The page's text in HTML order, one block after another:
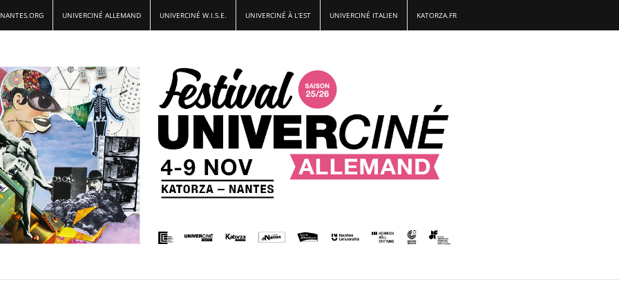
UNIVERCINÉ ALLEMAND UNIVERCINÉ W.I.S.E. UNIVERCINÉ À L’EST UNIVERCINÉ ITALIEN KATORZA.FR